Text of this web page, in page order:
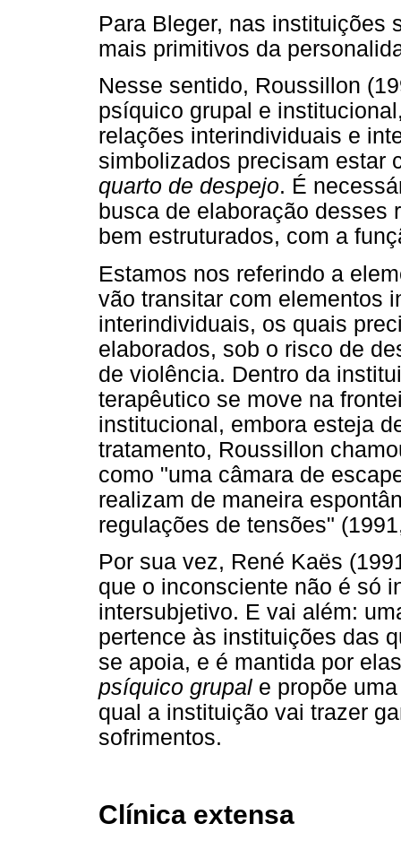
Para Bleger, nas instituições
mais primitivos da
Nesse sentido, Roussillon
psíquico grupal e
relações interindividuais e
simbolizados precisam estar
quarto de despejo. É
busca de elaboração desses
bem estruturados, com a
Estamos nos referindo a
vão transitar com elementos
interindividuais, os quais
elaborados, sob o risco de
de violência. Dentro da
terapêutico se move na
institucional, embora esteja
tratamento, Roussillon
como "uma câmara de
realizam de maneira
regulações de tensões"
Por sua vez, René Kaës
que o inconsciente não é só
intersubjetivo. E vai além:
pertence às instituições das
se apoia, e é mantida por
psíquico grupal e propõe
qual a instituição vai trazer
sofrimentos.
Clínica extensa